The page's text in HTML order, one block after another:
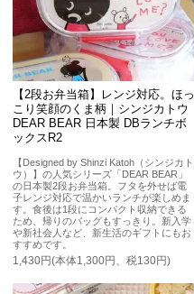
【2段お弁当箱】レンジ対応。ほっ
こり笑顔のくま柄｜シンジカトウ
DEAR BEAR 日本製 DBランチボ
ックスR2
【Designed by Shinzi Katoh（シンジカト
ウ）】の人気シリーズ「DEAR BEAR」
の日本製2段お弁当箱。フタを外せば電
子レンジ対応で温かいランチが楽しめま
す。食後は1段にコンパクト収納できる
ため、帰りのバッグもすっきり。新入学
や新社会人など、新生活のギフトにもお
すすめです。
1,430円(本体1,300円、税130円)